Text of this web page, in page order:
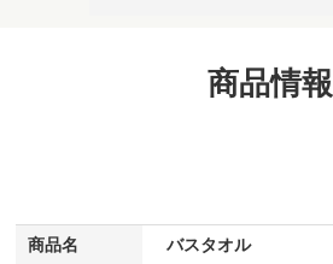
商品情報
商品名 バスタオル